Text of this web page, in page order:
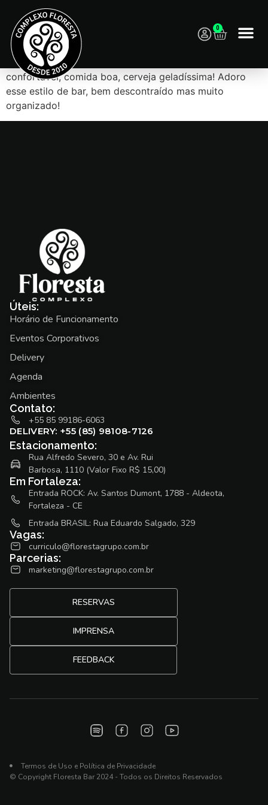
0
Pra mim o melhor bar de Fortaleza, ambiente super
confortável, comida boa, cerveja geladíssima! Adoro
esse estilo de bar, bem descontraído mas muito
organizado!
Úteis:
Horário de Funcionamento
Eventos Corporativos
Delivery
Agenda
Ambientes
Contato:
+55 85 99186-6063
DELIVERY: +55 (85) 98108-7126
Estacionamento:
Rua Alfredo Severo, 30 e Av. Rui
Barbosa, 1110 (Valor Fixo R$ 15,00)
Em Fortaleza:
Entrada ROCK: Av. Santos Dumont, 1788 - Aldeota,
Fortaleza - CE
Entrada BRASIL: Rua Eduardo Salgado, 329
Vagas:
curriculo@florestagrupo.com.br
Parcerias:
marketing@florestagrupo.com.br
RESERVAS
IMPRENSA
FEEDBACK
Termos de Uso e Política de Privacidade
© Copyright Floresta Bar 2024 - Todos os Direitos Reservados